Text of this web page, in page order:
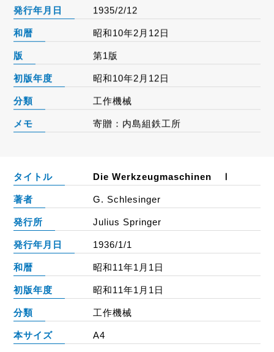
発行年月日 1935/2/12
和暦 昭和10年2月12日
版 第1版
初版年度 昭和10年2月12日
分類 工作機械
メモ 寄贈：内島組鉄工所
タイトル Die Werkzeugmaschinen Ⅰ
著者 G. Schlesinger
発行所 Julius Springer
発行年月日 1936/1/1
和暦 昭和11年1月1日
初版年度 昭和11年1月1日
分類 工作機械
本サイズ A4